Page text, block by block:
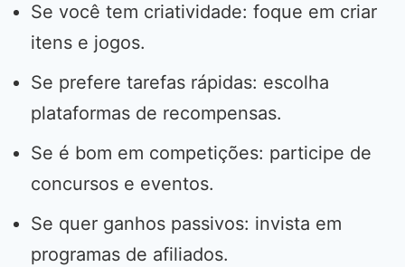
Se você tem criatividade: foque em criar
itens e jogos.
Se prefere tarefas rápidas: escolha
plataformas de recompensas.
Se é bom em competições: participe de
concursos e eventos.
Se quer ganhos passivos: invista em
programas de afiliados.